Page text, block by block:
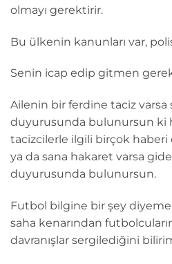
olmayı gerektirir.
Bu ülkenin kanunları var,
Senin icap edip gitmen
Ailenin bir ferdine taciz varsa
duyurusunda bulunursun ki
tacizcilerle ilgili birçok
ya da sana hakaret varsa
duyurusunda bulunursun.
Futbol bilgine bir şey
saha kenarından
davranışlar sergilediğini